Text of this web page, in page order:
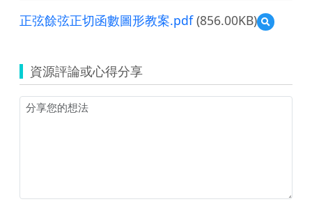
正弦餘弦正切函數圖形教案.pdf(856.00KB)
預
覽
弦
正
案.pdf
資源評論或心得分享